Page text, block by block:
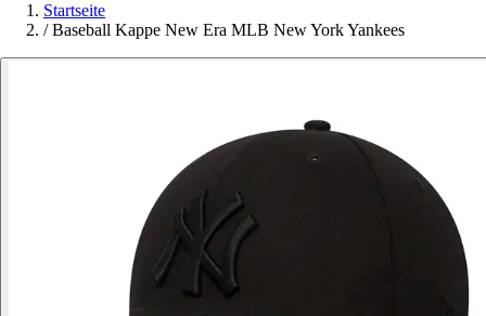
Startseite
/ Baseball Kappe New Era MLB New York Yankees